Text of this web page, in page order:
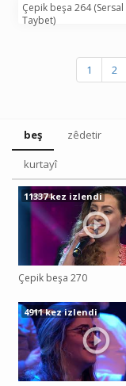
Çepik beşa 264 (Sersal
Taybet)
1 2
beş zêdetir
kurtayî
Çepik beşa 270
11337 kez izlendi
4911 kez izlendi